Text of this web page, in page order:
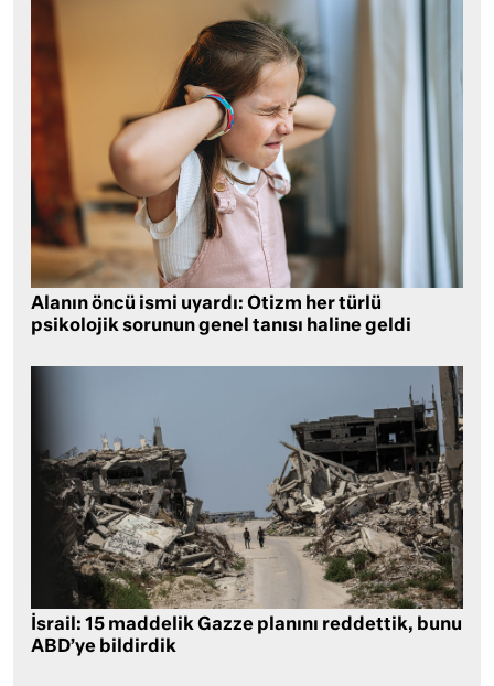
Alanın öncü ismi uyardı: Otizm her türlü
psikolojik sorunun genel tanısı haline geldi
İsrail: 15 maddelik Gazze planını reddettik, bunu
ABD’ye bildirdik